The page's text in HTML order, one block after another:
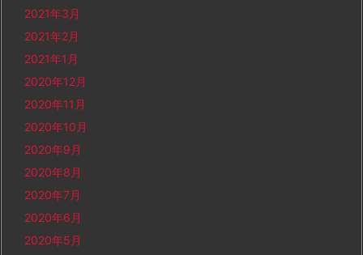
2021年3月
2021年2月
2021年1月
2020年12月
2020年11月
2020年10月
2020年9月
2020年8月
2020年7月
2020年6月
2020年5月